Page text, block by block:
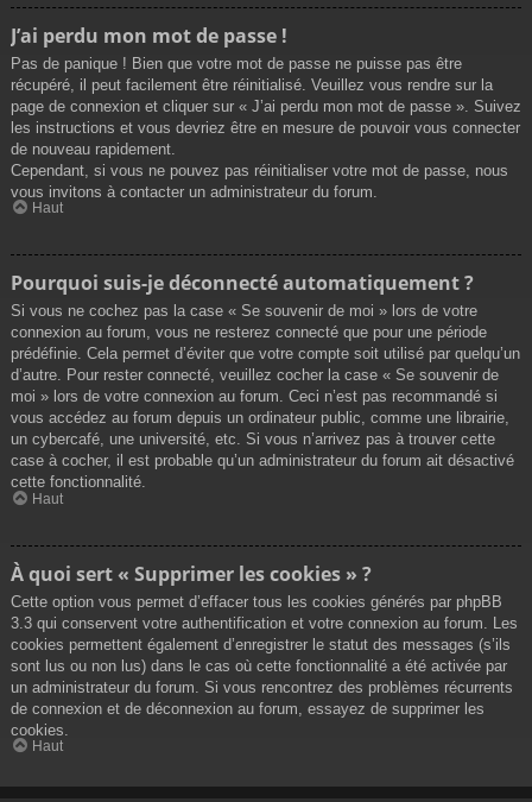
J’ai perdu mon mot de passe !
Pas de panique ! Bien que votre mot de passe ne puisse pas être
récupéré, il peut facilement être réinitialisé. Veuillez vous rendre sur la
page de connexion et cliquer sur « J’ai perdu mon mot de passe ». Suivez
les instructions et vous devriez être en mesure de pouvoir vous connecter
de nouveau rapidement.
Cependant, si vous ne pouvez pas réinitialiser votre mot de passe, nous
vous invitons à contacter un administrateur du forum.
Haut
Pourquoi suis-je déconnecté automatiquement ?
Si vous ne cochez pas la case « Se souvenir de moi » lors de votre
connexion au forum, vous ne resterez connecté que pour une période
prédéfinie. Cela permet d’éviter que votre compte soit utilisé par quelqu’un
d’autre. Pour rester connecté, veuillez cocher la case « Se souvenir de
moi » lors de votre connexion au forum. Ceci n’est pas recommandé si
vous accédez au forum depuis un ordinateur public, comme une librairie,
un cybercafé, une université, etc. Si vous n’arrivez pas à trouver cette
case à cocher, il est probable qu’un administrateur du forum ait désactivé
cette fonctionnalité.
Haut
À quoi sert « Supprimer les cookies » ?
Cette option vous permet d’effacer tous les cookies générés par phpBB
3.3 qui conservent votre authentification et votre connexion au forum. Les
cookies permettent également d’enregistrer le statut des messages (s’ils
sont lus ou non lus) dans le cas où cette fonctionnalité a été activée par
un administrateur du forum. Si vous rencontrez des problèmes récurrents
de connexion et de déconnexion au forum, essayez de supprimer les
cookies.
Haut